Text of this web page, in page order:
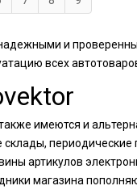
и
всех
имеются и
артикулов
магазина